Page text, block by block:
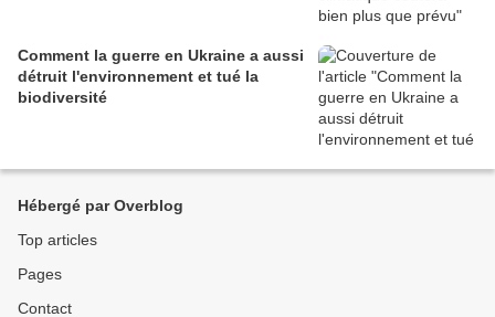
Comment la guerre en Ukraine a aussi
détruit l'environnement et tué la
biodiversité
Hébergé par Overblog
Top articles
Pages
Contact